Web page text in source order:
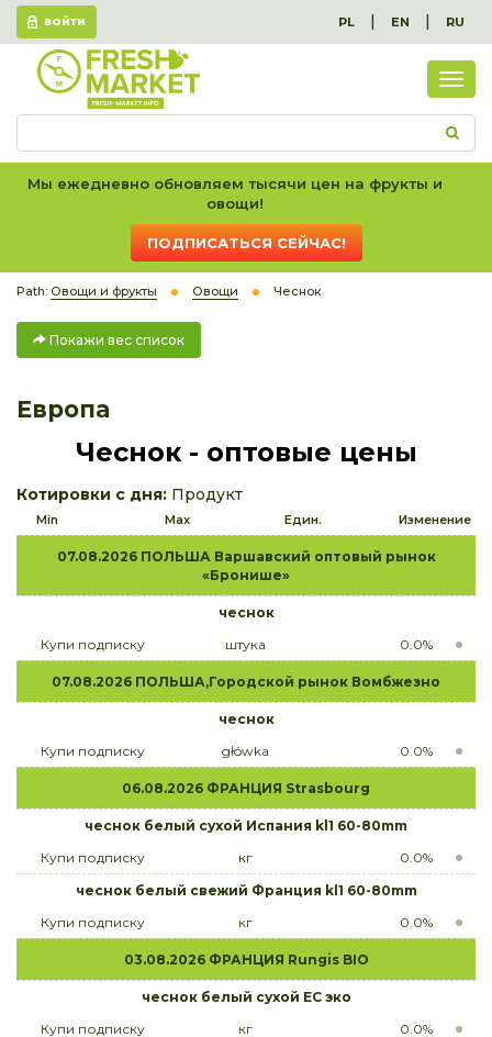
ВОЙТИ PL | EN | RU
вес
Мы ежедневно обновляем тысячи цен на фрукты и
овощи!
ПОДПИСАТЬСЯ СЕЙЧАС!
Path: Овощи и фрукты Овощи Чеснок
Покажи вес список
Европа
Чеснок - оптовые цены
Котировки с дня: Продукт
Min Max Един. Изменение
07.08.2026 ПОЛЬША Варшавский оптовый рынок
«Бронише»
чеснок
Купи подписку
штука 0.0%
07.08.2026 ПОЛЬША,Городской рынок Вомбжезно
чеснок
Купи подписку
główka 0.0%
06.08.2026 ФРАНЦИЯ Strasbourg
чеснок белый сухой Испания kl1 60-80mm
Купи подписку
кг
0.0%
чеснок белый свежий Франция kl1 60-80mm
Купи подписку
кг 0.0%
03.08.2026 ФРАНЦИЯ Rungis BIO
чеснок белый сухой ЕС эко
Купи подписку
кг 0.0%